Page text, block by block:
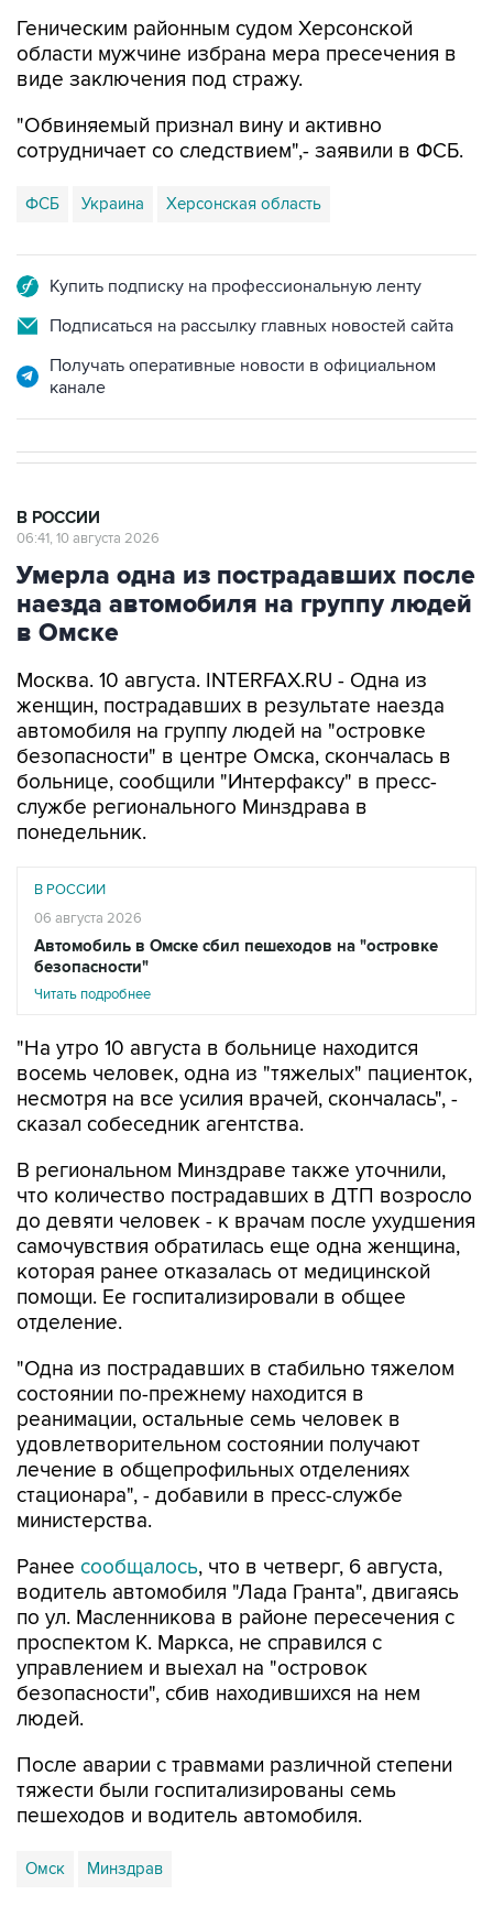
Геническим районным судом Херсонской
области мужчине избрана мера пресечения в
виде заключения под стражу.
"Обвиняемый признал вину и активно
сотрудничает со следствием",- заявили в ФСБ.
ФСБ Украина Херсонская область
Купить подписку на профессиональную ленту
Подписаться на рассылку главных новостей сайта
Получать оперативные новости в официальном
канале
В РОССИИ
06:41, 10 августа 2026
Умерла одна из пострадавших после
наезда автомобиля на группу людей
в Омске
Москва. 10 августа. INTERFAX.RU - Одна из
женщин, пострадавших в результате наезда
автомобиля на группу людей на "островке
безопасности" в центре Омска, скончалась в
больнице, сообщили "Интерфаксу" в пресс-
службе регионального Минздрава в
понедельник.
В РОССИИ
06 августа 2026
Автомобиль в Омске сбил пешеходов на "островке
безопасности"
Читать подробнее
"На утро 10 августа в больнице находится
восемь человек, одна из "тяжелых" пациенток,
несмотря на все усилия врачей, скончалась", -
сказал собеседник агентства.
В региональном Минздраве также уточнили,
что количество пострадавших в ДТП возросло
до девяти человек - к врачам после ухудшения
самочувствия обратилась еще одна женщина,
которая ранее отказалась от медицинской
помощи. Ее госпитализировали в общее
отделение.
"Одна из пострадавших в стабильно тяжелом
состоянии по-прежнему находится в
реанимации, остальные семь человек в
удовлетворительном состоянии получают
лечение в общепрофильных отделениях
стационара", - добавили в пресс-службе
министерства.
Ранее сообщалось, что в четверг, 6 августа,
водитель автомобиля "Лада Гранта", двигаясь
по ул. Масленникова в районе пересечения с
проспектом К. Маркса, не справился с
управлением и выехал на "островок
безопасности", сбив находившихся на нем
людей.
После аварии с травмами различной степени
тяжести были госпитализированы семь
пешеходов и водитель автомобиля.
Омск Минздрав